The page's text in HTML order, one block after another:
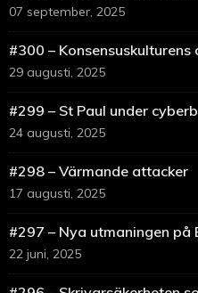
07 september, 2025
#300 – Konsensuskulturens
29 augusti, 2025
#299 – St Paul under
24 augusti, 2025
#298 – Värmande attacker
17 augusti, 2025
#297 – Nya utmaningen på
22 juni, 2025